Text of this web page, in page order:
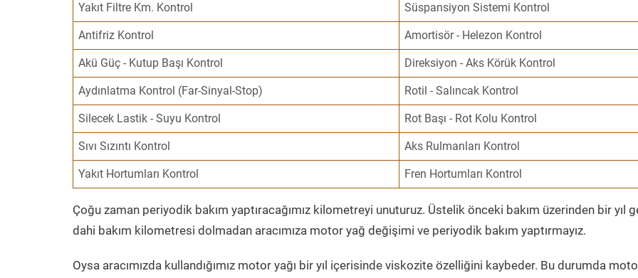
Yakıt Filtre Km. Kontrol Süspansiyon Sistemi Kontrol
Antifriz Kontrol Amortisör - Helezon Kontrol
Akü Güç - Kutup Başı Kontrol Direksiyon - Aks Körük Kontrol
Aydınlatma Kontrol (Far-Sinyal-Stop) Rotil - Salıncak Kontrol
Silecek Lastik - Suyu Kontrol Rot Başı - Rot Kolu Kontrol
Sıvı Sızıntı Kontrol Aks Rulmanları Kontrol
Yakıt Hortumları Kontrol Fren Hortumları Kontrol
Çoğu zaman periyodik bakım yaptıracağımız kilometreyi unuturuz. Üstelik önceki bakım üzerinden bir yıl
dahi bakım kilometresi dolmadan aracımıza motor yağ değişimi ve periyodik bakım yaptırmayız.
Oysa aracımızda kullandığımız motor yağı bir yıl içerisinde viskozite özelliğini kaybeder. Bu durumda